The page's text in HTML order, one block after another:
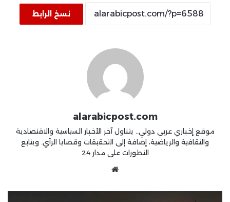
نسخ الرابط
alarabicpost.com
موقع إخباري عربي دولي.. يتناول آخر الأخبار السياسية والاقتصادية
والثقافية والرياضية، إضافة إلى التحقيقات وقضايا الرأي. ويتابع
التطورات على مدار 24